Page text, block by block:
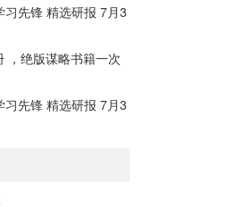
先锋 精选研报 7月3
，绝版谋略书籍一次
先锋 精选研报 7月3